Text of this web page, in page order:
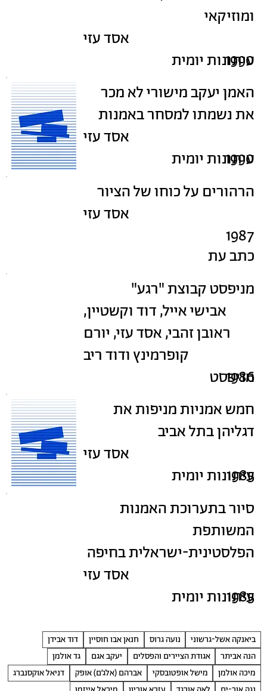
עיתונות יומית
ומוזיקאי
אסד עזי
1990
עיתונות יומית
האמן יעקב מישורי לא מכר
את נשמתו למסחר באמנות
אסד עזי
1990
כתב עת
הרהורים על כוחו של הציור
אסד עזי
1987
מניפסט
מניפסט קבוצת "רגע"
אבישי אייל, דוד וקשטיין,
ראובן זהבי, אסד עזי, יורם
קופרמינץ ודוד ריב
1986
עיתונות יומית
חמש אמניות מניפות את
דגליהן בתל אביב
אסד עזי
1985
עיתונות יומית
סיור בתערוכת האמנות
המשותפת
הפלסטינית-ישראלית בחיפה
אסד עזי
1985
ביאנקה אשל-גרשוני נועה גרוס חנאן אבו חוסיין
דוד אבידן
הנה אביתר
אגודת הציירים והפסלים יעקב אגם
גד אולמן
מיכה אולמן
מישל אופטובסקי אברהם (אלג׳ם) אופק
דניאל אוקסנברג